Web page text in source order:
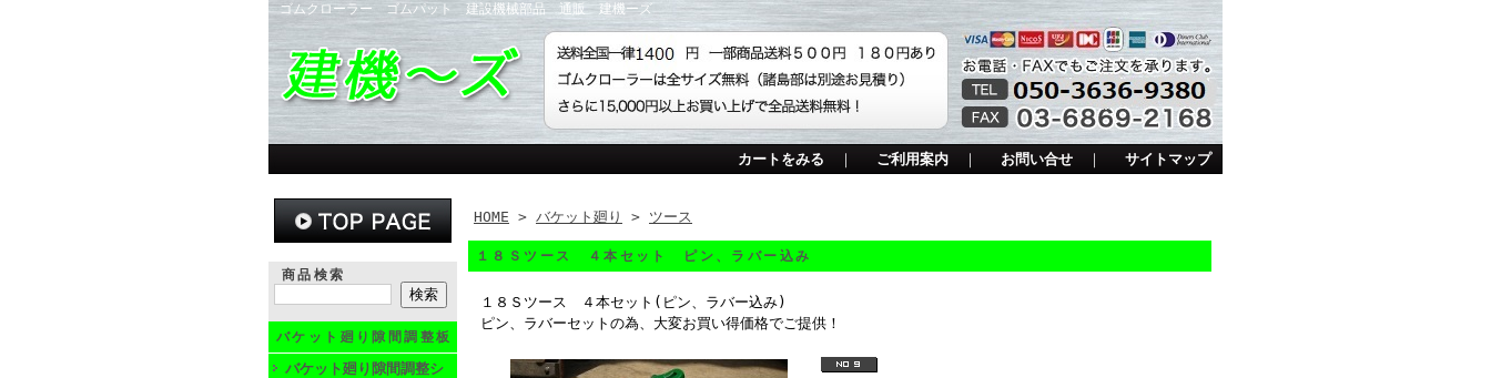
ゴムクローラー ゴムパット 建設機械部品 通販 建機ーズ
カートをみる ｜ ご利用案内 ｜ お問い合せ ｜ サイトマップ
商品検索
バケット廻り隙間調整板
バケット廻り隙間調整シ
HOME > バケット廻り > ツース
１８Ｓツース ４本セット ピン、ラバー込み
１８Ｓツース ４本セット(ピン、ラバー込み)
ピン、ラバーセットの為、大変お買い得価格でご提供！